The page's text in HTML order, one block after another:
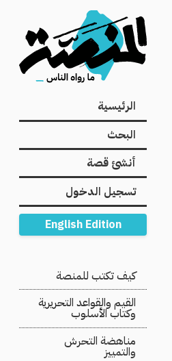
Main
navigation
الرئيسية
البحث
أنشئ قصة
تسجيل الدخول
English Edition
Secondary
Navigation
كيف تكتب للمنصة
القيم والقواعد التحريرية
وكتاب الأسلوب
مناهضة التحرش
والتمييز